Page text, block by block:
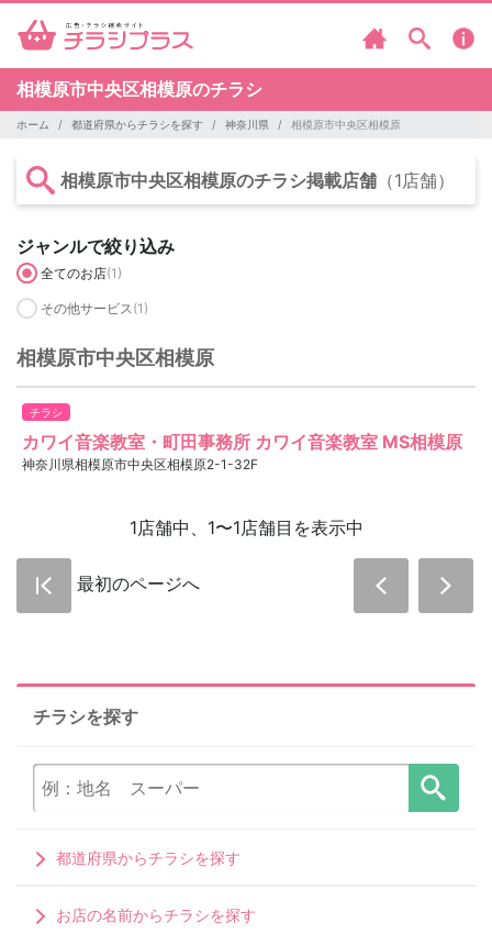
相模原市中央区相模原のチラシ
ホーム 都道府県からチラシを探す 神奈川県 相模原市中央区相模原
相模原市中央区相模原のチラシ掲載店舗 （1店舗）
ジャンルで絞り込み
全てのお店(1)
その他サービス (1)
相模原市中央区相模原
チラシ
カワイ音楽教室・町田事務所 カワイ音楽教室 MS相模原
神奈川県相模原市中央区相模原2-1-32F
1店舗中、1〜1店舗目を表示中
最初のページへ
チラシを探す
都道府県からチラシを探す
お店の名前からチラシを探す